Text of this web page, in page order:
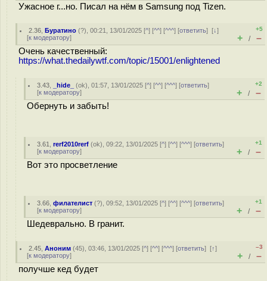
Ужасное г...но. Писал на нём в Samsung под Tizen.
2.36 ,Буратино (?), 00:21, 13/01/2025 [^] [^^] [^^^] [ответить][↓]
[к модератору]
+5
+ / –
Очень качественный:
https://what.thedailywtf.com/topic/15001/enlightened
3.43 _hide_ (ok), 01:57, 13/01/2025 [^] [^^] [^^^] [ответить]
[к модератору]
+2
+ / –
Обернуть и забыть!
3.61 ,rerf2010rerf (ok), 09:22, 13/01/2025 [^] [^^] [^^^] [ответить]
[к модератору]
+1
+ / –
Вот это просветление
3.66 ,филателист (?), 09:52, 13/01/2025 [^] [^^] [^^^] [ответить]
[к модератору]
+1
+ / –
Шедеврально. В гранит.
2.45 ,Аноним (45), 03:46, 13/01/2025 [^] [^^] [^^^] [ответить][↑]
[к модератору]
–3
+ / –
получше кед будет